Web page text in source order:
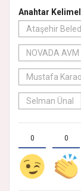
Anahtar
Ataşehir
NOVADA
Mustafa
Selman Ünal
0 0